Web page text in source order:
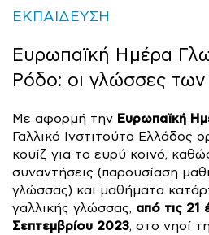
ΕΚΠΑΙΔΕΥΣΗ
Ευρωπαϊκή Ημέρα
Ρόδο: οι γλώσσες
Με αφορμή την Ευρωπαϊκή
Γαλλικό Ινστιτούτο Ελλάδος
κουίζ για το ευρύ κοινό,
συναντήσεις (παρουσίαση
γλώσσας) και μαθήματα
γαλλικής γλώσσας, από τις 21
Σεπτεμβρίου 2023, στο νησί